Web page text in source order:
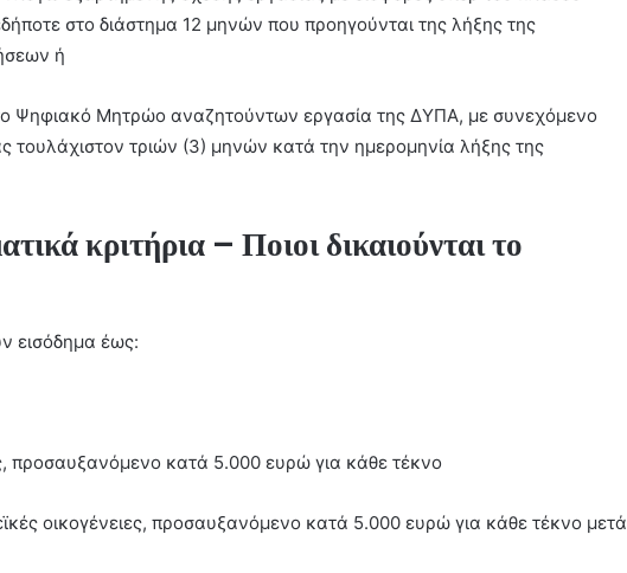
στο διάστημα 12 μηνών που προηγούνται της λήξης της
ή
Ψηφιακό Μητρώο αναζητούντων εργασία της ΔΥΠΑ, με συνεχόμενο
τουλάχιστον τριών (3) μηνών κατά την ημερομηνία λήξης της
κριτήρια – Ποιοι δικαιούνται το
εισόδημα έως:
προσαυξανόμενο κατά 5.000 ευρώ για κάθε τέκνο
οικογένειες, προσαυξανόμενο κατά 5.000 ευρώ για κάθε τέκνο μετά